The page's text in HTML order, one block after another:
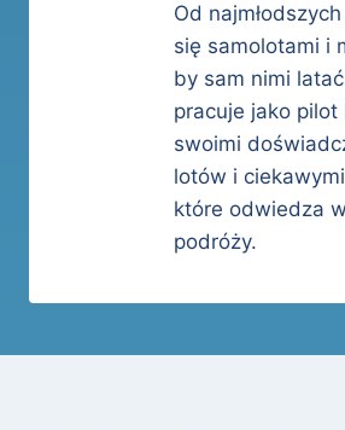
Od
się samolotami i
by sam nimi
pracuje jako pilot
swoimi
lotów i
które odwiedza
podróży.